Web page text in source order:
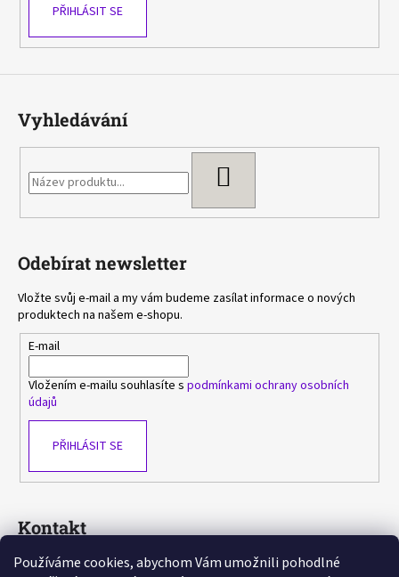
Používáme cookies, abychom Vám umožnili pohodlné
PŘIHLÁSIT SE
Vyhledávání
Odebírat newsletter
Vložte svůj e-mail a my vám budeme zasílat informace o nových
produktech na našem e-shopu.
E-mail
Vložením e-mailu souhlasíte s podmínkami ochrany osobních
údajů
PŘIHLÁSIT SE
Kontakt
sasa@ avlka.cz